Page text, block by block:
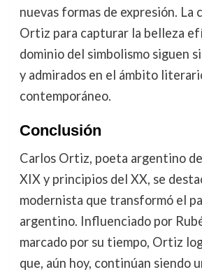
nuevas formas de expresión. La
Ortiz para capturar la belleza
dominio del simbolismo siguen
y admirados en el ámbito
contemporáneo.
Conclusión
Carlos Ortiz, poeta argentino
XIX y principios del XX, se
modernista que transformó el
argentino. Influenciado por
marcado por su tiempo, Ortiz
que, aún hoy, continúan siendo